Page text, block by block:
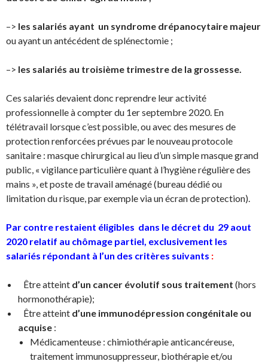
–> les salariés ayant un syndrome drépanocytaire majeur
ou ayant un antécédent de splénectomie ;
–> les salariés au troisième trimestre de la grossesse.
Ces salariés devaient donc reprendre leur activité
professionnelle à compter du 1er septembre 2020. En
télétravail lorsque c’est possible, ou avec des mesures de
protection renforcées prévues par le nouveau protocole
sanitaire : masque chirurgical au lieu d’un simple masque grand
public, « vigilance particulière quant à l’hygiène régulière des
mains », et poste de travail aménagé (bureau dédié ou
limitation du risque, par exemple via un écran de protection).
Par contre restaient éligibles dans le décret du 29 aout
2020 relatif au chômage partiel, exclusivement les
salariés répondant à l’un des critères suivants :
Être atteint d’un cancer évolutif sous traitement (hors
hormonothérapie);
Être atteint d’une immunodépression congénitale ou
acquise :
Médicamenteuse : chimiothérapie anticancéreuse,
traitement immunosuppresseur, biothérapie et/ou